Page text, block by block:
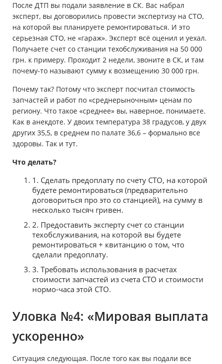
После ДТП вы подали заявление в СК. Вас набрал
эксперт, вы договорились провести экспертизу на СТО,
на которой вы планируете ремонтироваться. И это
серьезная СТО, не «гараж». Эксперт всё оценил и уехал.
Получаете счет со станции техобслуживания на 50 000
грн. к примеру. Проходит 2 недели, звоните в СК, и там
почему-то называют сумму к возмещению 30 000 грн.
Почему так? Потому что эксперт посчитал стоимость
запчастей и работ по «среднерыночным» ценам по
региону. Что такое «среднее» вы, наверное, понимаете.
Как в анекдоте. У двоих температура 38 градусов, у двух
других 35,5, в среднем по палате 36,6 – формально все
здоровы. Так и тут.
Что делать?
1. Сделать предоплату по счету СТО, на которой
будете ремонтироваться (предварительно
договориться про это со станцией), на сумму в
несколько тысяч гривен.
2. Предоставить эксперту счет со станции
техобслуживания, на которой вы будете
ремонтироваться + квитанцию о том, что
сделали предоплату.
3. Требовать использования в расчетах
стоимости запчастей из счета СТО и стоимости
нормо-часа этой СТО.
Уловка №4: «Мировая выплата
ускоренно»
Ситуация следующая. После того как вы подали все